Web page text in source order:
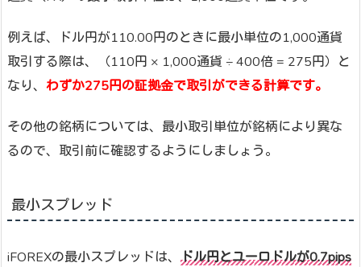
例えば、ドル円が110.00円のときに最小単位の1,000通貨
取引する際は、（110円 × 1,000通貨 ÷ 400倍 = 275円）と
なり、 わずか275円の証拠金で取引ができる計算です。
その他の銘柄については、最小取引単位が銘柄により異な
るので、取引前に確認するようにしましょう。
最小スプレッド
iFOREXの最小スプレッドは、 ドル円とユーロドルが0.7pips